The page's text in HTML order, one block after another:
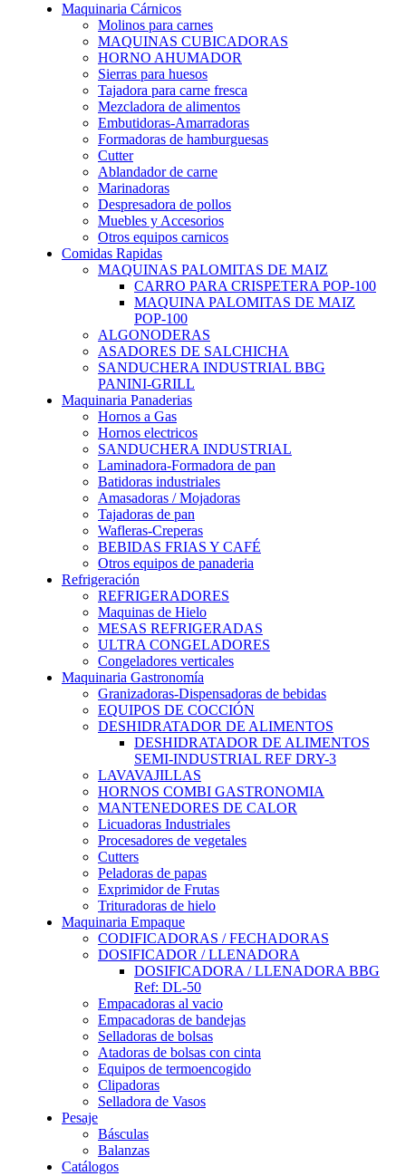
Maquinaria Cárnicos
Molinos para carnes
MAQUINAS CUBICADORAS
HORNO AHUMADOR
Sierras para huesos
Tajadora para carne fresca
Mezcladora de alimentos
Embutidoras-Amarradoras
Formadoras de hamburguesas
Cutter
Ablandador de carne
Marinadoras
Despresadora de pollos
Muebles y Accesorios
Otros equipos carnicos
Comidas Rapidas
MAQUINAS PALOMITAS DE MAIZ
CARRO PARA CRISPETERA POP-100
MAQUINA PALOMITAS DE MAIZ
POP-100
ALGONODERAS
ASADORES DE SALCHICHA
SANDUCHERA INDUSTRIAL BBG
PANINI-GRILL
Maquinaria Panaderias
Hornos a Gas
Hornos electricos
SANDUCHERA INDUSTRIAL
Laminadora-Formadora de pan
Batidoras industriales
Amasadoras / Mojadoras
Tajadoras de pan
Wafleras-Creperas
BEBIDAS FRIAS Y CAFÉ
Otros equipos de panaderia
Refrigeración
REFRIGERADORES
Maquinas de Hielo
MESAS REFRIGERADAS
ULTRA CONGELADORES
Congeladores verticales
Maquinaria Gastronomía
Granizadoras-Dispensadoras de bebidas
EQUIPOS DE COCCIÓN
DESHIDRATADOR DE ALIMENTOS
DESHIDRATADOR DE ALIMENTOS
SEMI-INDUSTRIAL REF DRY-3
LAVAVAJILLAS
HORNOS COMBI GASTRONOMIA
MANTENEDORES DE CALOR
Licuadoras Industriales
Procesadores de vegetales
Cutters
Peladoras de papas
Exprimidor de Frutas
Trituradoras de hielo
Maquinaria Empaque
CODIFICADORAS / FECHADORAS
DOSIFICADOR / LLENADORA
DOSIFICADORA / LLENADORA BBG
Ref: DL-50
Empacadoras al vacio
Empacadoras de bandejas
Selladoras de bolsas
Atadoras de bolsas con cinta
Equipos de termoencogido
Clipadoras
Selladora de Vasos
Pesaje
Básculas
Balanzas
Catálogos